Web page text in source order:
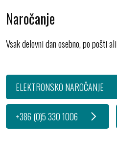
Naročanje
Vsak delovni dan osebno, po pošti ali
ELEKTRONSKO NAROČANJE
+386 (0)5 330 1006